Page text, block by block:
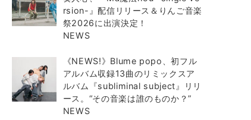
rsion-』配信リリース＆りんご音楽
祭2026に出演決定！
NEWS
《NEWS!》Blume popo、初フル
アルバム収録13曲のリミックスア
ルバム『subliminal subject』リリ
ース。“その音楽は誰のものか？”
NEWS